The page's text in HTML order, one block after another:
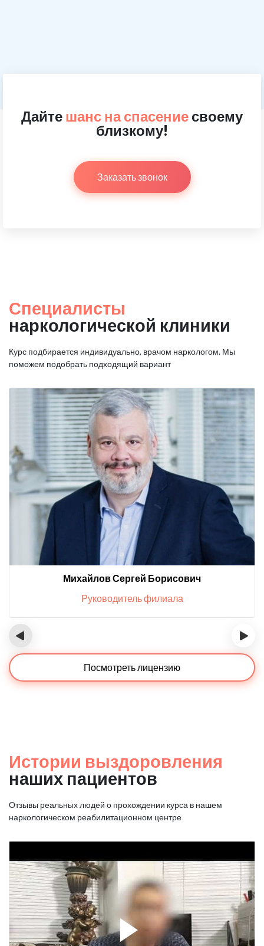
Дайте шанс на спасение своему
близкому!
Заказать звонок
Специалисты
наркологической клиники
Курс подбирается индивидуально, врачом наркологом. Мы
поможем подобрать подходящий вариант
Михайлов Сергей Борисович
Руководитель филиала
‹ ›
Посмотреть лицензию
Истории выздоровления
наших пациентов
Отзывы реальных людей о прохождении курса в нашем
наркологическом реабилитационном центре